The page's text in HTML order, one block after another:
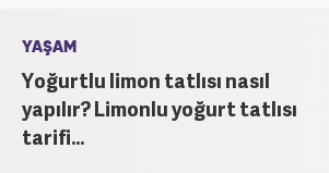
YAŞAM
Yoğurtlu limon tatlısı nasıl
yapılır? Limonlu yoğurt tatlısı
tarifi...